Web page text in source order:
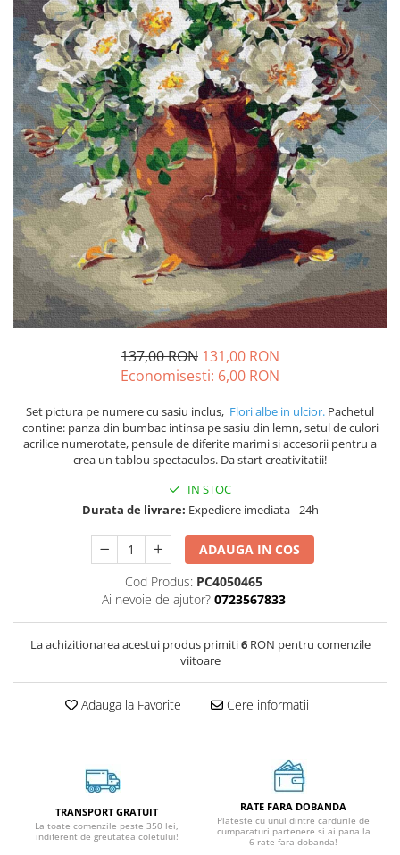
137,00 RON 131,00 RON
Economisesti: 6,00 RON
Set pictura pe numere cu sasiu inclus, Flori albe in ulcior. Pachetul
contine: panza din bumbac intinsa pe sasiu din lemn, setul de culori
acrilice numerotate, pensule de diferite marimi si accesorii pentru a
crea un tablou spectaculos. Da start creativitatii!
IN STOC
Durata de livrare: Expediere imediata - 24h
ADAUGA IN COS
Cod Produs: PC4050465
Ai nevoie de ajutor? 0723567833
La achizitionarea acestui produs primiti6RON pentru comenzile
viitoare
Adauga la Favorite Cere informatii
TRANSPORT GRATUIT
La toate comenzile peste 350 lei,
indiferent de greutatea coletului!
RATE FARA DOBANDA
Plateste cu unul dintre cardurile de
cumparaturi partenere si ai pana la
6 rate fara dobanda!